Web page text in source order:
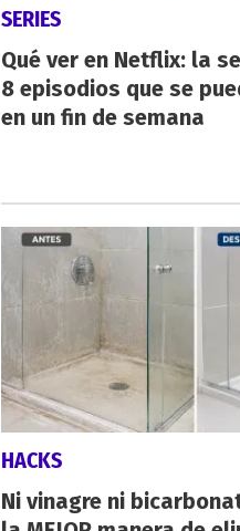
SERIES
Qué ver en Netflix: la
8 episodios que se
en un fin de semana
HACKS
Ni vinagre ni